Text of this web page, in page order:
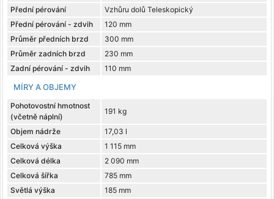
Přední pérování
Vzhůru dolů Teleskopický
Přední pérování - zdvih
120 mm
Průměr předních brzd
300 mm
Průměr zadních brzd
230 mm
Zadní pérování - zdvih
110 mm
MÍRY A OBJEMY
Pohotovostní hmotnost
(včetně náplní)
191 kg
Objem nádrže
17,03 l
Celková výška
1 115 mm
Celková délka
2 090 mm
Celková šířka
785 mm
Světlá výška
185 mm